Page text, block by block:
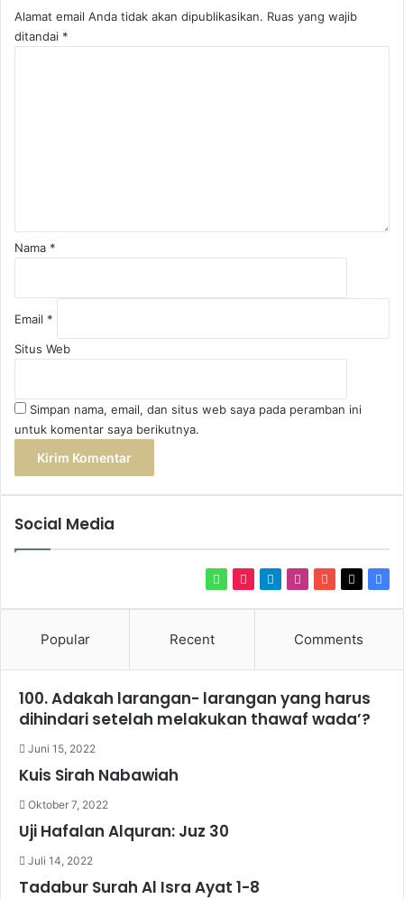
Alamat email Anda tidak akan dipublikasikan. Ruas yang wajib
ditandai *
Nama *
Email *
Situs Web
Simpan nama, email, dan situs web saya pada peramban ini
untuk komentar saya berikutnya.
Social Media
YouTube
Instagram
Telegram
TikTok
WhatsApp
Popular Recent Comments
100. Adakah larangan- larangan yang harus
dihindari setelah melakukan thawaf wada’?
Juni 15, 2022
Kuis Sirah Nabawiah
Oktober 7, 2022
Uji Hafalan Alquran: Juz 30
Juli 14, 2022
Tadabur Surah Al Isra Ayat 1-8